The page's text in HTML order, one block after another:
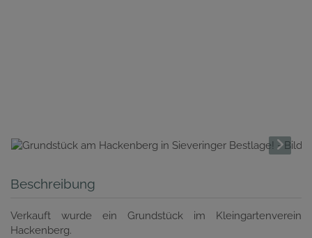
Beschreibung
Verkauft wurde ein Grundstück im Kleingartenverein
Hackenberg.